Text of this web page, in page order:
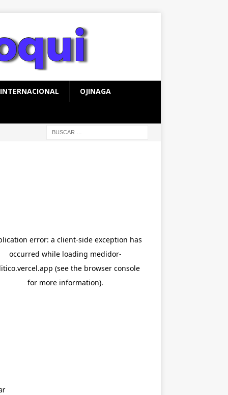
INTERNACIONAL OJINAGA